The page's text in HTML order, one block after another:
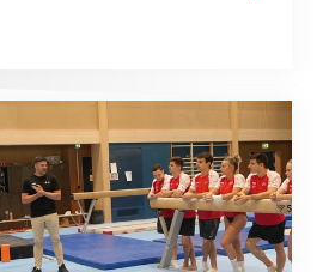
Zagreb